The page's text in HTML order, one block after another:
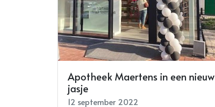
Weekend van de klant bij SPADT
29 september 2022
Apotheek Maertens in een nieuw
jasje
12 september 2022